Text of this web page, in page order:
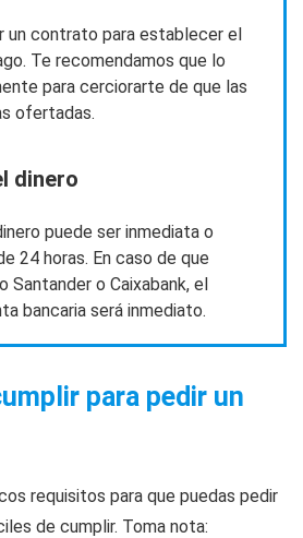
un contrato para establecer el
Te recomendamos que lo
para cerciorarte de que las
ofertadas.
dinero
puede ser inmediata o
24 horas. En caso de que
Santander o Caixabank, el
bancaria será inmediato.
para pedir un
requisitos para que puedas pedir
de cumplir. Toma nota: